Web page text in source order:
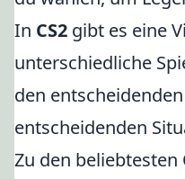
In CS2 gibt es eine
unterschiedliche
den
entscheidenden
Zu den